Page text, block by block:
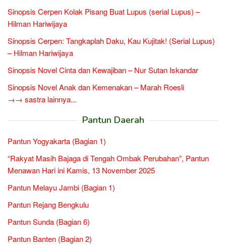
Sinopsis Cerpen Kolak Pisang Buat Lupus (serial Lupus) –
Hilman Hariwijaya
Sinopsis Cerpen: Tangkaplah Daku, Kau Kujitak! (Serial Lupus)
– Hilman Hariwijaya
Sinopsis Novel Cinta dan Kewajiban – Nur Sutan Iskandar
Sinopsis Novel Anak dan Kemenakan – Marah Roesli
→→ sastra lainnya...
Pantun Daerah
Pantun Yogyakarta (Bagian 1)
“Rakyat Masih Bajaga di Tengah Ombak Perubahan”, Pantun
Menawan Hari ini Kamis, 13 November 2025
Pantun Melayu Jambi (Bagian 1)
Pantun Rejang Bengkulu
Pantun Sunda (Bagian 6)
Pantun Banten (Bagian 2)